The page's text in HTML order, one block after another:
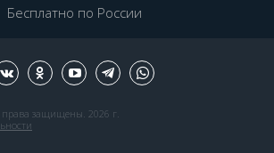
Бесплатно по России
защищены. 2026 г.